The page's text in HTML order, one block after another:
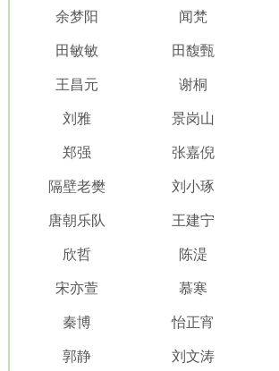
余梦阳 闻梵
田敏敏 ​田馥甄
王昌元 谢桐
刘雅 景岗山
郑强 张嘉倪
隔壁老樊 刘小琢
唐朝乐队 王建宁
欣哲 陈湜
宋亦萱 慕寒
秦博 怡正宵
郭静 刘文涛